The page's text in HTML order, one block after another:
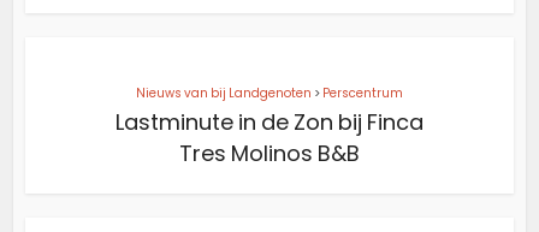
Nieuws van bij Landgenoten > Perscentrum
Lastminute in de Zon bij Finca
Tres Molinos B&B